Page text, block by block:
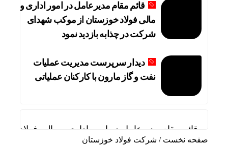
قائم مقام مدیرعامل در امور اداری و
مالی فولاد خوزستان از موکب شهدای
شرکت در چذابه بازدید نمود
دیدار سرپرست مدیریت عملیات
نفت و گاز مارون با کارکنان عملیاتی
قائم مقام مدیرعامل در امور اداری و مالی فولاد
صفحه نخست / شرکت فولاد خوزستان